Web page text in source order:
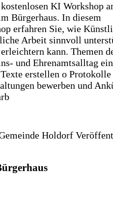
KI Workshop
Bürgerhaus. In diesem
erfahren Sie, wie
Arbeit sinnvoll
kann. Themen
und Ehrenamtsalltag
erstellen o
bewerben und
Holdorf